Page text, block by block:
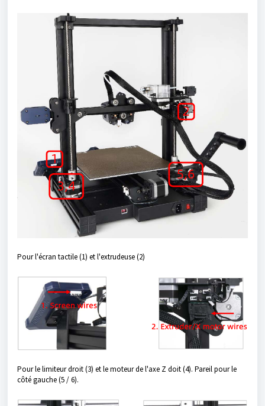
Pour l'écran tactile (1) et l'extrudeuse (2)
Pour le limiteur droit (3) et le moteur de l'axe Z doit (4). Pareil pour le
côté gauche (5 / 6).